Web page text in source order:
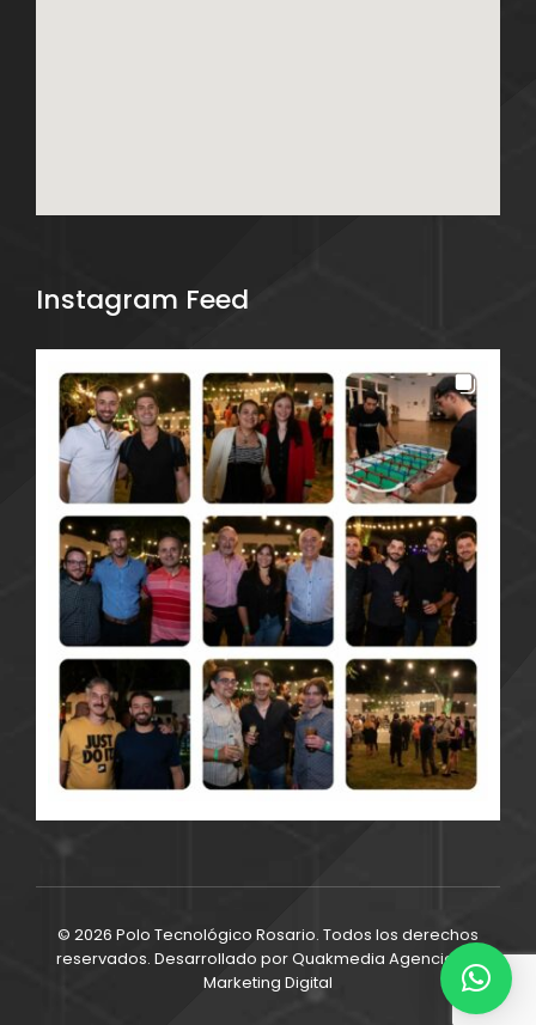
Instagram Feed
© 2026 Polo Tecnológico Rosario. Todos los derechos
reservados. Desarrollado porQuakmedia Agencia de
Marketing Digital